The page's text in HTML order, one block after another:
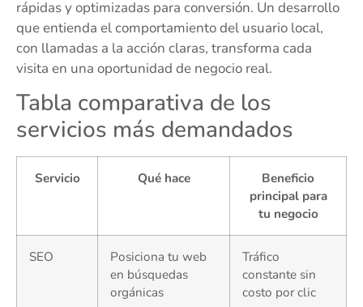
rápidas y optimizadas para conversión. Un desarrollo
que entienda el comportamiento del usuario local,
con llamadas a la acción claras, transforma cada
visita en una oportunidad de negocio real.
Tabla comparativa de los
servicios más demandados
Servicio Qué hace
Beneficio
principal para
tu negocio
SEO
Posiciona tu web
en búsquedas
orgánicas
Tráfico
constante sin
costo por clic